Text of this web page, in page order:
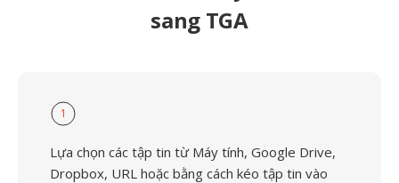
sang TGA
1
Lựa chọn các tập tin từ Máy tính, Google Drive,
Dropbox, URL hoặc bằng cách kéo tập tin vào